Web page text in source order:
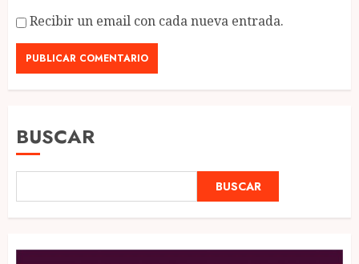
Recibir un email con cada nueva entrada.
BUSCAR
BUSCAR